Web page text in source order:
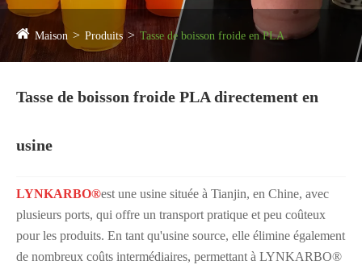
Maison Produits Tasse de boisson froide en PLA
Tasse de boisson froide PLA directement en
usine
LYNKARBO®est une usine située à Tianjin, en Chine, avec
plusieurs ports, qui offre un transport pratique et peu coûteux
pour les produits. En tant qu'usine source, elle élimine également
de nombreux coûts intermédiaires, permettant à LYNKARBO®